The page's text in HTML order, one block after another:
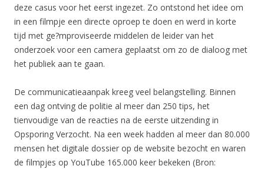
deze casus voor het eerst ingezet. Zo ontstond het idee om
in een filmpje een directe oproep te doen en werd in korte
tijd met ge?mproviseerde middelen de leider van het
onderzoek voor een camera geplaatst om zo de dialoog met
het publiek aan te gaan.
De communicatieaanpak kreeg veel belangstelling. Binnen
een dag ontving de politie al meer dan 250 tips, het
tienvoudige van de reacties na de eerste uitzending in
Opsporing Verzocht. Na een week hadden al meer dan 80.000
mensen het digitale dossier op de website bezocht en waren
de filmpjes op YouTube 165.000 keer bekeken (Bron: